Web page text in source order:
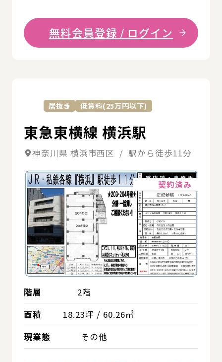
無料会員登録 / ログイン
居抜き 低賃料(25万円以下)
東急東横線 横浜駅
神奈川県 横浜市西区 / 駅から徒歩11分
契約済み
階層
2階
面積
18.23坪 / 60.26㎡
現業態
その他